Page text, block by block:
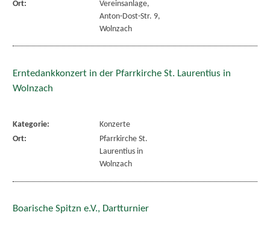
Ort:
Vereinsanlage,
Anton-Dost-Str. 9,
Wolnzach
Erntedankkonzert in der Pfarrkirche St. Laurentius in
Wolnzach
Kategorie:
Konzerte
Ort:
Pfarrkirche St.
Laurentius in
Wolnzach
Boarische Spitzn e.V., Dartturnier